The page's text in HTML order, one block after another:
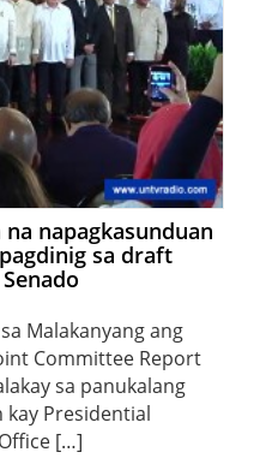
napagkasunduan
sa draft
Malakanyang ang
Committee Report
sa panukalang
kay Presidential
[…]